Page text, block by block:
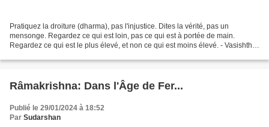
Pratiquez la droiture (dharma), pas l'injustice. Dites la vérité, pas un
mensonge. Regardez ce qui est loin, pas ce qui est à portée de main.
Regardez ce qui est le plus élevé, et non ce qui est moins élevé. - Vasishtha
Râmakrishna: Dans l'Âge de Fer...
Publié le 29/01/2024 à 18:52
Par Sudarshan